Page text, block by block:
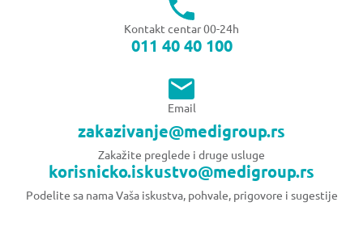
Kontakt centar 00-24h
011 40 40 100
Email
zakazivanje@medigroup.rs
Zakažite preglede i druge usluge
korisnicko.iskustvo@medigroup.rs
Podelite sa nama Vaša iskustva, pohvale, prigovore i sugestije